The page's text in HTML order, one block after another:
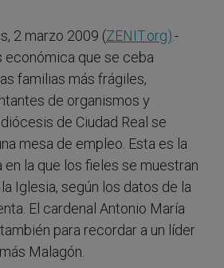
2 marzo 2009 (ZENIT.org).-
económica que se ceba
familias más frágiles,
de organismos y
de Ciudad Real se
mesa de empleo. Esta es la
en la que los fieles se muestran
Iglesia, según los datos de la
El cardenal Antonio María
para recordar a un líder
Malagón.